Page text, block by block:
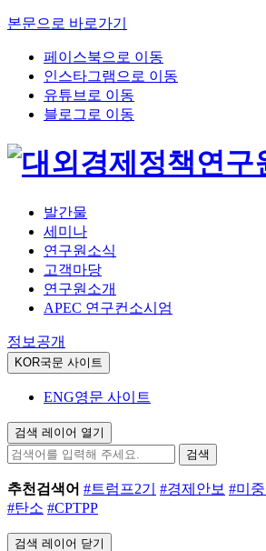
본문으로 바로가기
페이스북으로 이동
인스타그램으로 이동
유튜브로 이동
블로그로 이동
발간물
세미나
연구원소식
고객마당
연구원소개
APEC 연구컨소시엄
정보공개
KOR국문 사이트
ENG영문 사이트
검색 레이어 열기
검색
추천검색어 #트럼프2기 #경제안보 #미
#탄소 #CPTPP
검색 레이어 닫기